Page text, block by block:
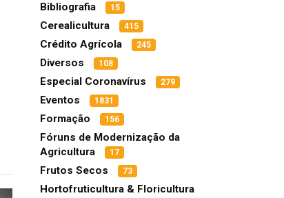
Bibliografia 15
Cerealicultura 415
Crédito Agrícola 245
Diversos 108
Especial Coronavírus 279
Eventos 1831
Formação 156
Fóruns de Modernização da
Agricultura
17
Frutos Secos 73
Hortofruticultura & Floricultura